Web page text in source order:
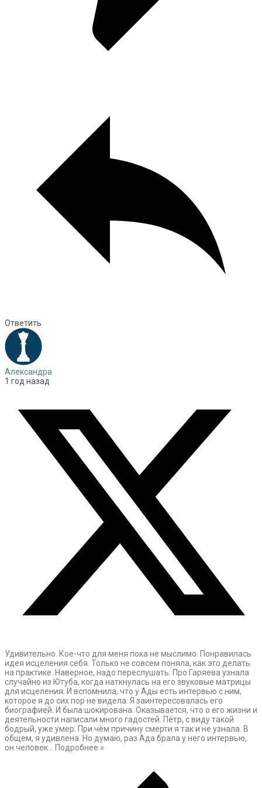
Ответить
Александра
1 год назад
Удивительно. Кое-что для меня пока не мыслимо. Понравилась
идея исцеления себя. Только не совсем поняла, как это делать
на практике. Наверное, надо переслушать. Про Гаряева узнала
случайно из Ютуба, когда наткнулась на его звуковые матрицы
для исцеления. И вспомнила, что у Ады есть интервью с ним,
которое я до сих пор не видела. Я заинтересовалась его
биографией. И была шокирована. Оказывается, что о его жизни и
деятельности написали много гадостей. Пётр, с виду такой
бодрый, уже умер. При чём причину смерти я так и не узнала. В
общем, я удивлена. Но думаю, раз Ада брала у него интервью,
он человек
Подробнее »